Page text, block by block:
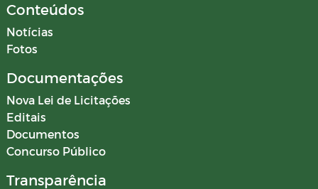
Conteúdos
Notícias
Fotos
Documentações
Nova Lei de Licitações
Editais
Documentos
Concurso Público
Transparência